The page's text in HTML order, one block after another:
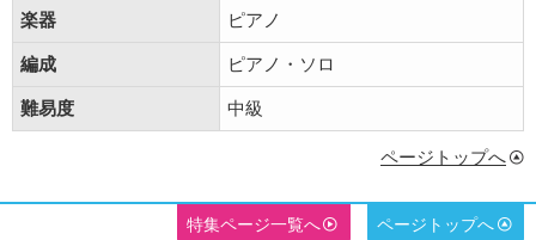
楽器 ピアノ
編成 ピアノ・ソロ
難易度 中級
ページトップへ
特集ページ一覧へ ページトップへ